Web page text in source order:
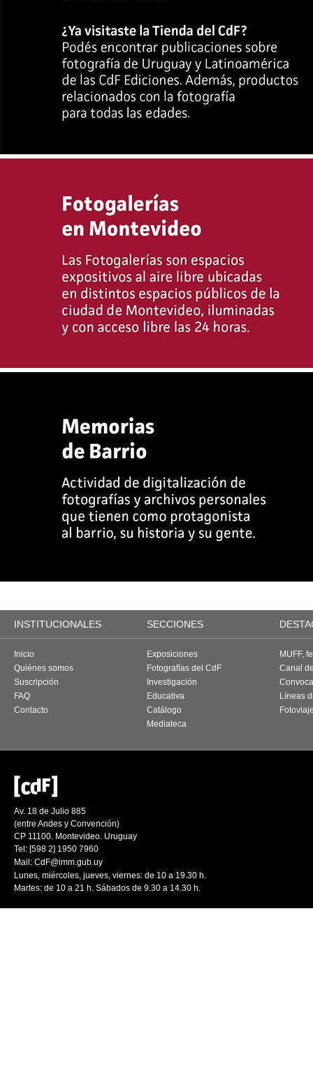
INSTITUCIONALES SECCIONES
Inicio
Quiénes somos
Suscripción
FAQ
Contacto
Exposiciones
Fotografías del CdF
Investigación
Educativa
Catálogo
Mediateca
MUFF,
Canal
Líneas
Av. 18 de Julio 885
(entre Andes y Convención)
CP 11100. Montevideo. Uruguay
Tel: [598 2] 1950 7960
Mail: CdF@imm.gub.uy
Lunes, miércoles, jueves, viernes: de 10 a 19.30 h.
Martes: de 10 a 21 h. Sábados de 9.30 a 14.30 h.